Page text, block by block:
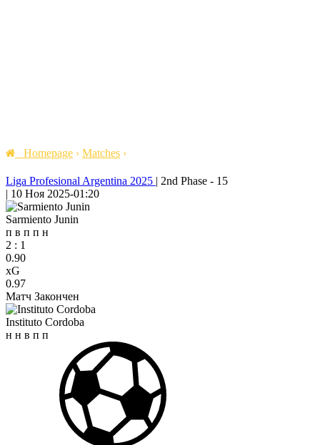
Homepage › Matches ›
Liga Profesional Argentina 2025 | 2nd Phase - 15
| 10 Ноя 2025-01:20
Sarmiento Junin
п в п п н
2 : 1
0.90
xG
0.97
Матч Закончен
Instituto Cordoba
н н в п п